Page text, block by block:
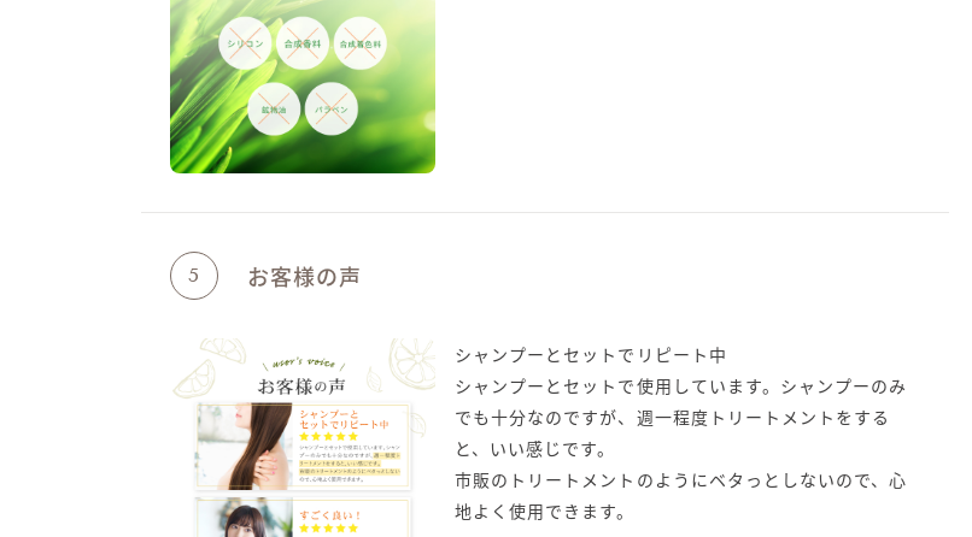
5 お客様の声
シャンプーとセットでリピート中
シャンプーとセットで使用しています。シャンプーのみ
でも十分なのですが、週一程度トリートメントをする
と、いい感じです。
市販のトリートメントのようにベタっとしないので、心
地よく使用できます。